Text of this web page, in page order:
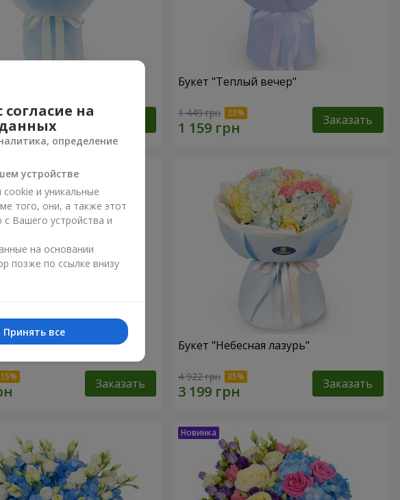
ball" Букет "Теплый вечер"
1 449 грн Заказать
Заказать
Букет "Небесная лазурь"
4 922 грн Заказать
на
определение
устройстве
и уникальные
того, они, а также этот
Вашего устройства и
на основании
позже по ссылке внизу
Принять все